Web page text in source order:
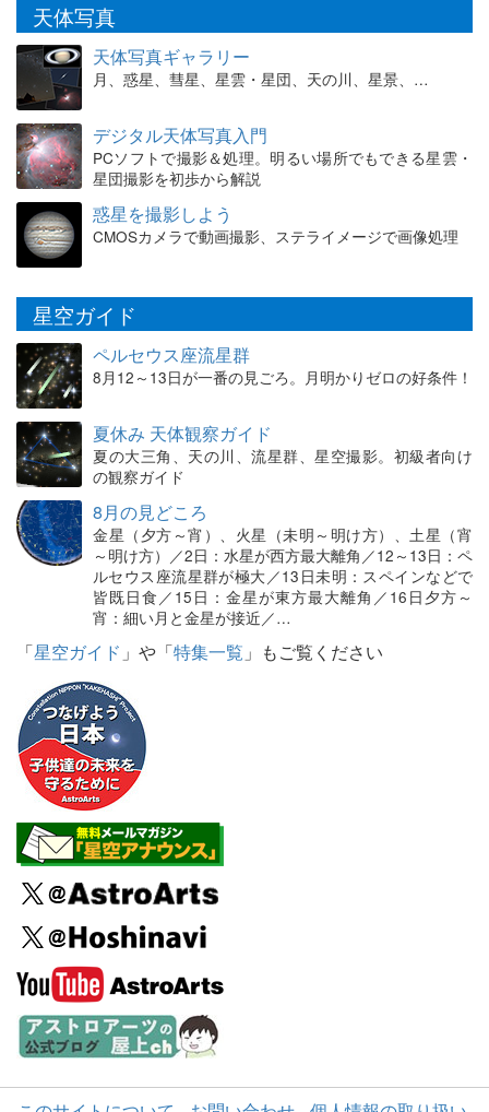
天体写真
天体写真ギャラリー
月、惑星、彗星、星雲・星団、天の川、星景、…
デジタル天体写真入門
PCソフトで撮影＆処理。明るい場所でもできる星雲・
星団撮影を初歩から解説
惑星を撮影しよう
CMOSカメラで動画撮影、ステライメージで画像処理
星空ガイド
ペルセウス座流星群
8月12～13日が一番の見ごろ。月明かりゼロの好条件！
夏休み 天体観察ガイド
夏の大三角、天の川、流星群、星空撮影。初級者向け
の観察ガイド
8月の見どころ
金星（夕方～宵）、火星（未明～明け方）、土星（宵
～明け方）／2日：水星が西方最大離角／12～13日：ペ
ルセウス座流星群が極大／13日未明：スペインなどで
皆既日食／15日：金星が東方最大離角／16日夕方～
宵：細い月と金星が接近／…
「星空ガイド 」や「特集一覧 」もご覧ください